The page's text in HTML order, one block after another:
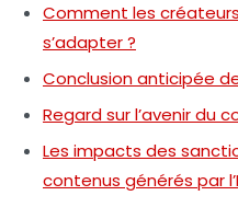
Comment les
s’adapter ?
Conclusion anticipée
Regard sur l’avenir du
Les impacts des
contenus générés par